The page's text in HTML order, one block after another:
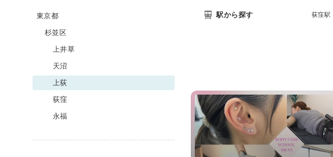
駅から探す 荻窪駅
東京都
杉並区
上井草
天沼
上荻
荻窪
永福